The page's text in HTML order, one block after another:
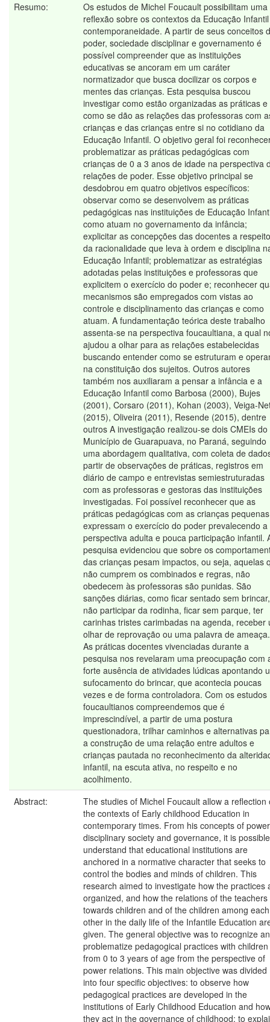
Resumo:
Os estudos de Michel Foucault possibilitam uma
reflexão sobre os contextos da Educação
contemporaneidade. A partir de seus conceitos
poder, sociedade disciplinar e governamento é
possível compreender que as instituições
educativas se ancoram em um caráter
normatizador que busca docilizar os corpos e
mentes das crianças. Esta pesquisa buscou
investigar como estão organizadas as práticas e
como se dão as relações das professoras com
crianças e das crianças entre si no cotidiano da
Educação Infantil. O objetivo geral foi
problematizar as práticas pedagógicas com
crianças de 0 a 3 anos de idade na perspectiva
relações de poder. Esse objetivo principal se
desdobrou em quatro objetivos específicos:
observar como se desenvolvem as práticas
pedagógicas nas instituições de Educação
como atuam no governamento da infância;
explicitar as concepções das docentes a respeito
da racionalidade que leva à ordem e disciplina
Educação Infantil; problematizar as estratégias
adotadas pelas instituições e professoras que
explicitem o exercício do poder e; reconhecer
mecanismos são empregados com vistas ao
controle e disciplinamento das crianças e como
atuam. A fundamentação teórica deste trabalho
assenta-se na perspectiva foucaultiana, a qual
ajudou a olhar para as relações estabelecidas
buscando entender como se estruturam e
na constituição dos sujeitos. Outros autores
também nos auxiliaram a pensar a infância e a
Educação Infantil como Barbosa (2000), Bujes
(2001), Corsaro (2011), Kohan (2003), Veiga-
(2015), Oliveira (2011), Resende (2015), dentre
outros A investigação realizou-se dois CMEIs do
Município de Guarapuava, no Paraná, seguindo
uma abordagem qualitativa, com coleta de
partir de observações de práticas, registros em
diário de campo e entrevistas semiestruturadas
com as professoras e gestoras das instituições
investigadas. Foi possível reconhecer que as
práticas pedagógicas com as crianças pequenas
expressam o exercício do poder prevalecendo a
perspectiva adulta e pouca participação infantil.
pesquisa evidenciou que sobre os
das crianças pesam impactos, ou seja, aquelas
não cumprem os combinados e regras, não
obedecem às professoras são punidas. São
sanções diárias, como ficar sentado sem brincar,
não participar da rodinha, ficar sem parque, ter
carinhas tristes carimbadas na agenda, receber
olhar de reprovação ou uma palavra de ameaça.
As práticas docentes vivenciadas durante a
pesquisa nos revelaram uma preocupação com
forte ausência de atividades lúdicas apontando
sufocamento do brincar, que acontecia poucas
vezes e de forma controladora. Com os estudos
foucaultianos compreendemos que é
imprescindível, a partir de uma postura
questionadora, trilhar caminhos e alternativas
a construção de uma relação entre adultos e
crianças pautada no reconhecimento da
infantil, na escuta ativa, no respeito e no
acolhimento.
Abstract:
The studies of Michel Foucault allow a reflection
the contexts of Early childhood Education in
contemporary times. From his concepts of
disciplinary society and governance, it is
understand that educational institutions are
anchored in a normative character that seeks to
control the bodies and minds of children. This
research aimed to investigate how the practices
organized, and how the relations of the teachers
towards children and of the children among each
other in the daily life of the Infantile Education
given. The general objective was to recognize
problematize pedagogical practices with children
from 0 to 3 years of age from the perspective of
power relations. This main objective was divided
into four specific objectives: to observe how
pedagogical practices are developed in the
institutions of Early Childhood Education and
they act in the governance of childhood; to